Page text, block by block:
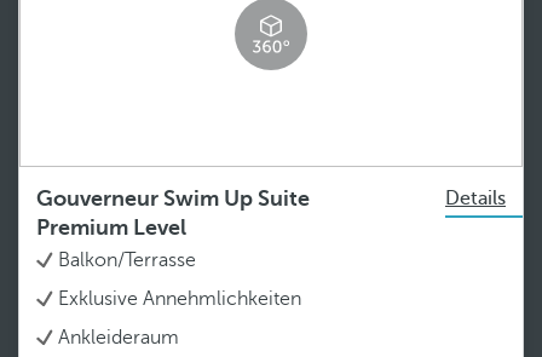
Gouverneur Swim Up Suite
Premium Level
Details
Balkon/Terrasse
Exklusive Annehmlichkeiten
Ankleideraum